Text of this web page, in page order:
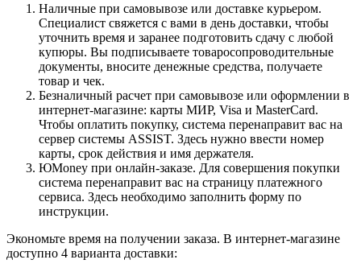
Наличные при самовывозе или доставке курьером.
Специалист свяжется с вами в день доставки, чтобы
уточнить время и заранее подготовить сдачу с любой
купюры. Вы подписываете товаросопроводительные
документы, вносите денежные средства, получаете
товар и чек.
Безналичный расчет при самовывозе или оформлении в
интернет-магазине: карты МИР, Visa и MasterCard.
Чтобы оплатить покупку, система перенаправит вас на
сервер системы ASSIST. Здесь нужно ввести номер
карты, срок действия и имя держателя.
ЮMoney при онлайн-заказе. Для совершения покупки
система перенаправит вас на страницу платежного
сервиса. Здесь необходимо заполнить форму по
инструкции.
Экономьте время на получении заказа. В интернет-магазине
доступно 4 варианта доставки: